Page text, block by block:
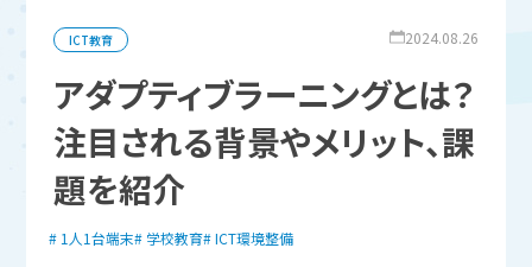
ICT教育 2024.08.26
アダプティブラーニングとは？
注目される背景やメリット、課
題を紹介
1人1台端末 学校教育
ICT環境整備